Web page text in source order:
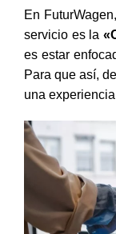
En
servicio es la
es estar
Para que así,
una